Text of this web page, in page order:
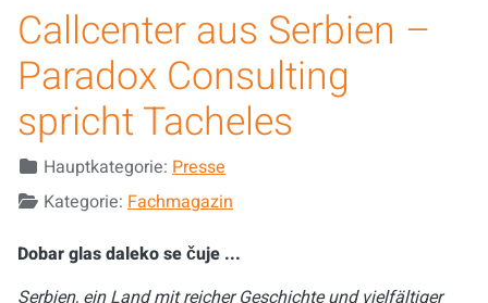
Callcenter aus Serbien –
Paradox Consulting
spricht Tacheles
DetailsHauptkategorie: Presse
Kategorie: Fachmagazin
Dobar glas daleko se čuje ...
Serbien, ein Land mit reicher Geschichte und vielfältiger